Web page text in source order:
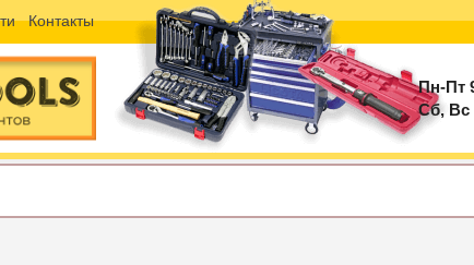
Контакты
Пн-Пт
Сб, Вс